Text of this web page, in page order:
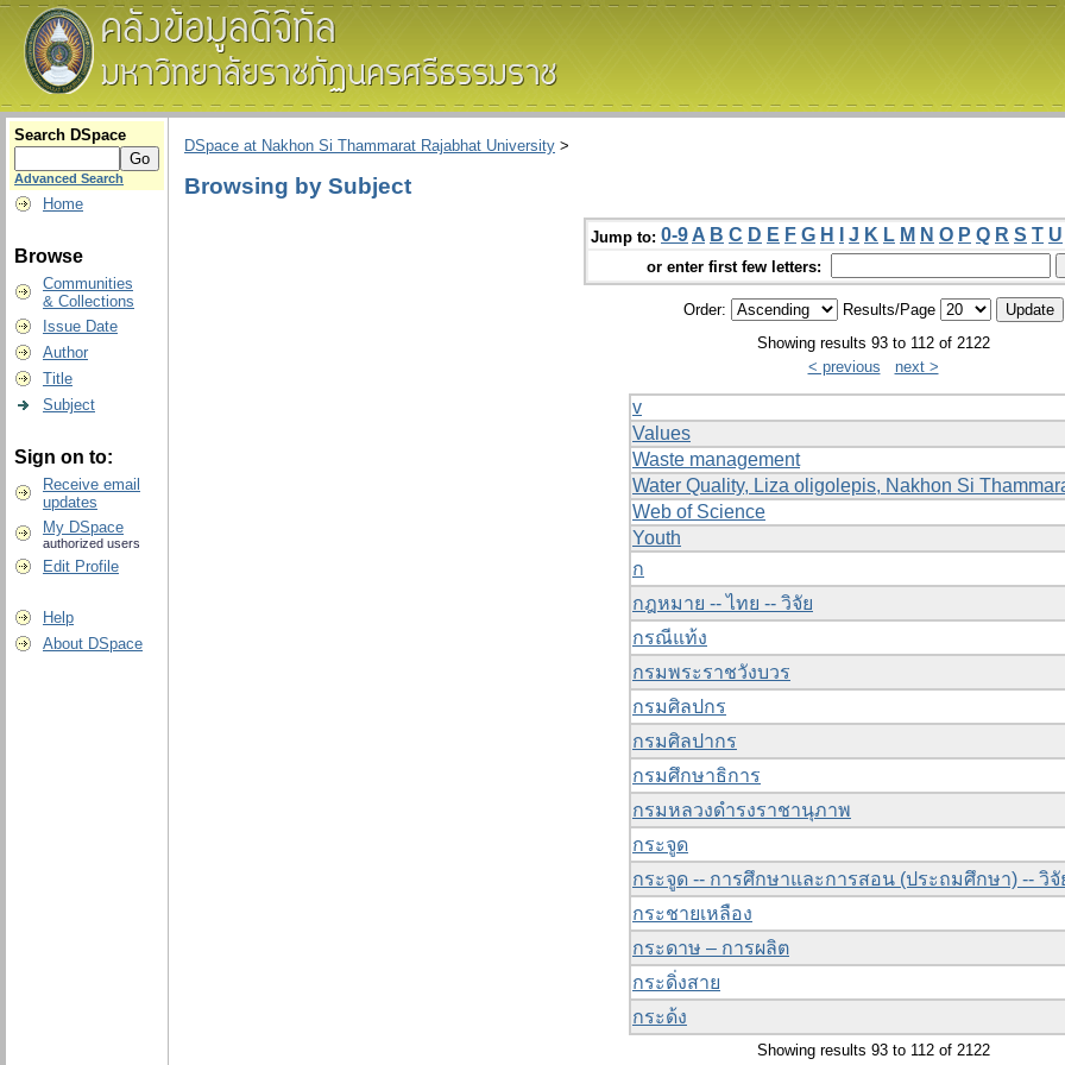
Search DSpace
Advanced Search
Home
Browse
Communities
& Collections
Issue Date
Author
Title
Subject
Sign on to:
Receive email
updates
My DSpace
authorized users
Edit Profile
Help
About DSpace
DSpace at Nakhon Si Thammarat Rajabhat University >
Browsing by Subject
Jump to: 0-9 A B C D E F G H J K L M N O P Q R S T U
or enter first few letters:
Order:
Results/Page
Showing results 93 to 112 of 2122
< previous
next >
v
Values
Waste management
Water Quality, Liza oligolepis, Nakhon Si
Web of Science
Youth
ก
กฎหมาย -- ไทย -- วิจัย
กรณีแท้ง
กรมพระราชวังบวร
กรมศิลปกร
กรมศิลปากร
กรมศึกษาธิการ
กรมหลวงดำรงราชานุภาพ
กระจูด
กระจูด -- การศึกษาและการสอน (ประถมศึกษา) -- วิจั
กระชายเหลือง
กระดาษ – การผลิต
กระดิ่งสาย
กระด้ง
Showing results 93 to 112 of 2122